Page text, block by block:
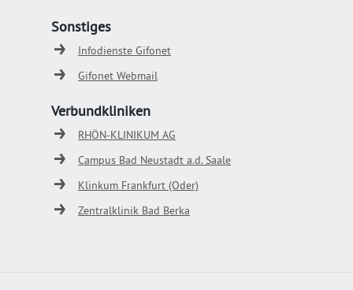
Sonstiges
Infodienste Gifonet
Gifonet Webmail
Verbundkliniken
RHÖN-KLINIKUM AG
Campus Bad Neustadt a.d. Saale
Klinkum Frankfurt (Oder)
Zentralklinik Bad Berka